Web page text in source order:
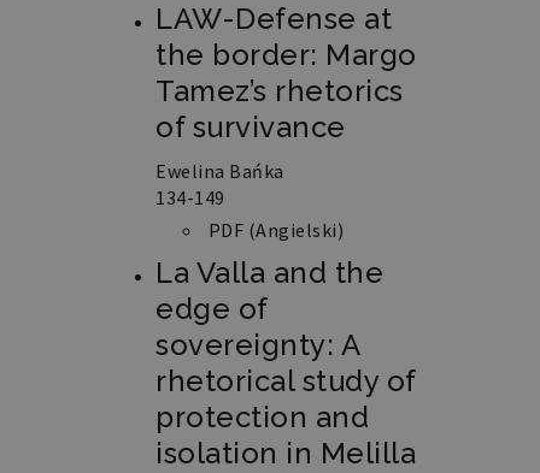
LAW-Defense at
the border: Margo
Tamez’s rhetorics
of survivance
Ewelina Bańka
134-149
PDF (Angielski)
La Valla and the
edge of
sovereignty: A
rhetorical study of
protection and
isolation in Melilla